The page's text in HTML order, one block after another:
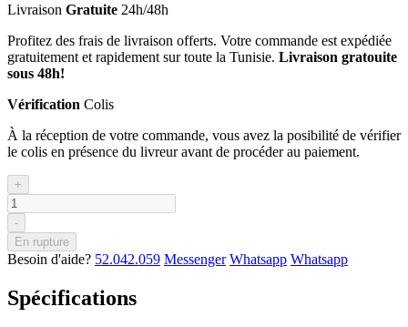
Livraison Gratuite 24h/48h
Profitez des frais de livraison offerts. Votre commande est expédiée
gratuitement et rapidement sur toute la Tunisie. Livraison gratouite
sous 48h!
Vérification Colis
À la réception de votre commande, vous avez la posibilité de vérifier
le colis en présence du livreur avant de procéder au paiement.
+
-
En rupture
Besoin d'aide? 52.042.059 Messenger Whatsapp Whatsapp
Spécifications